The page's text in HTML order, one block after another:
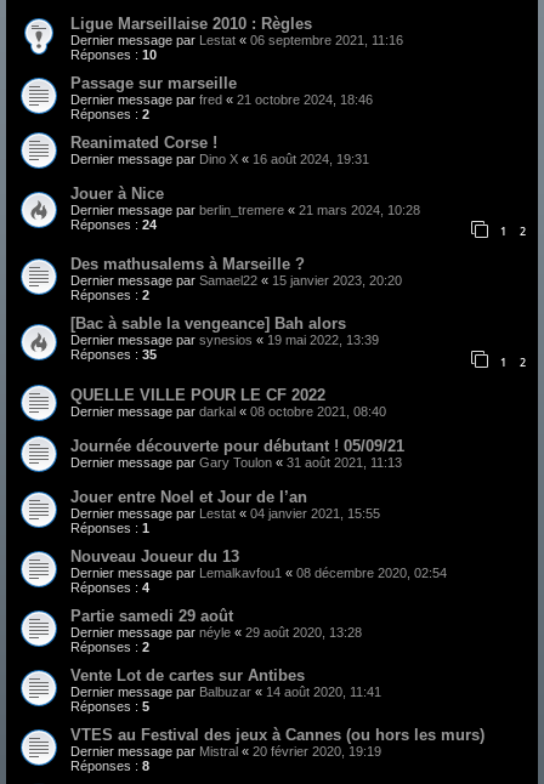
Ligue Marseillaise 2010 : Règles
Dernier message par Lestat « 06 septembre 2021, 11:16
Réponses : 10
Passage sur marseille
Dernier message par fred « 21 octobre 2024, 18:46
Réponses : 2
Reanimated Corse !
Dernier message par Dino X « 16 août 2024, 19:31
Jouer à Nice
Dernier message par berlin_tremere « 21 mars 2024, 10:28
Réponses : 24 1 2
Des mathusalems à Marseille ?
Dernier message par Samael22 « 15 janvier 2023, 20:20
Réponses : 2
[Bac à sable la vengeance] Bah alors
Dernier message par synesios « 19 mai 2022, 13:39
Réponses : 35 1 2
QUELLE VILLE POUR LE CF 2022
Dernier message par darkal « 08 octobre 2021, 08:40
Journée découverte pour débutant ! 05/09/21
Dernier message par Gary Toulon « 31 août 2021, 11:13
Jouer entre Noel et Jour de l’an
Dernier message par Lestat « 04 janvier 2021, 15:55
Réponses : 1
Nouveau Joueur du 13
Dernier message par Lemalkavfou1 « 08 décembre 2020, 02:54
Réponses : 4
Partie samedi 29 août
Dernier message par néyle « 29 août 2020, 13:28
Réponses : 2
Vente Lot de cartes sur Antibes
Dernier message par Balbuzar « 14 août 2020, 11:41
Réponses : 5
VTES au Festival des jeux à Cannes (ou hors les murs)
Dernier message par Mistral « 20 février 2020, 19:19
Réponses : 8